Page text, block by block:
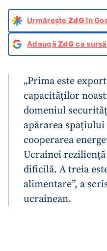
Urmărește ZdGîn
AdaugăZdG ca
„Prima este
capacităților
domeniul
apărarea spațiului
cooperarea
Ucrainei reziliență
dificilă. A treia
alimentare”, a
ucrainean.